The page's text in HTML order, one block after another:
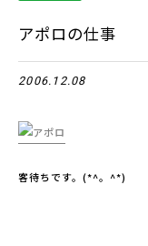
アポロの仕事
2006.12.08
客待ちです。(*^。^*)